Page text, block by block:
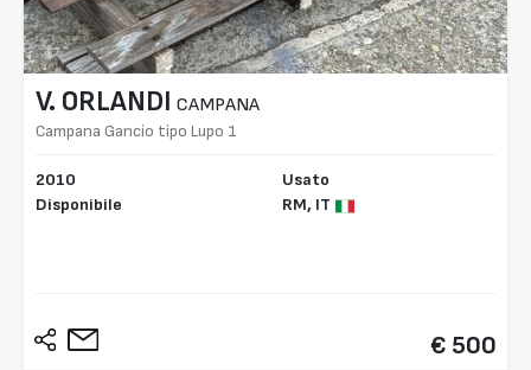
V. ORLANDI CAMPANA
Campana Gancio tipo Lupo 1
2010
Disponibile
Usato
RM, IT
€ 500